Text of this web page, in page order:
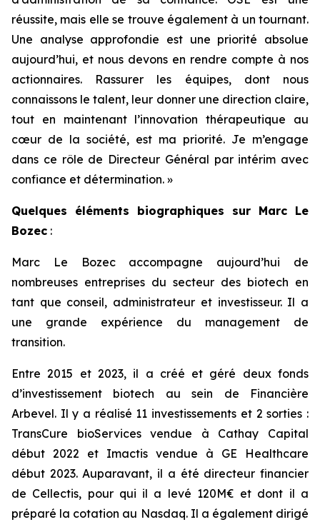
réussite, mais elle se trouve également à un tournant.
Une analyse approfondie est une priorité absolue
aujourd’hui, et nous devons en rendre compte à nos
actionnaires. Rassurer les équipes, dont nous
connaissons le talent, leur donner une direction claire,
tout en maintenant l’innovation thérapeutique au
cœur de la société, est ma priorité. Je m’engage
dans ce rôle de Directeur Général par intérim avec
confiance et détermination. »
Quelques éléments biographiques sur Marc Le
Bozec :
Marc Le Bozec accompagne aujourd’hui de
nombreuses entreprises du secteur des biotech en
tant que conseil, administrateur et investisseur. Il a
une grande expérience du management de
transition.
Entre 2015 et 2023, il a créé et géré deux fonds
d’investissement biotech au sein de Financière
Arbevel. Il y a réalisé 11 investissements et 2 sorties :
TransCure bioServices vendue à Cathay Capital
début 2022 et Imactis vendue à GE Healthcare
début 2023. Auparavant, il a été directeur financier
de Cellectis, pour qui il a levé 120M€ et dont il a
préparé la cotation au Nasdaq. Il a également dirigé